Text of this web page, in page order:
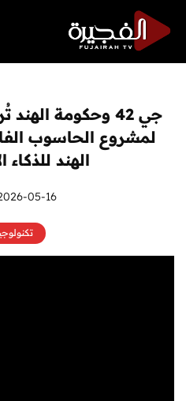
جي 42 وحكومة
لمشروع الحاسوب
الهند
05-16 | 12:32